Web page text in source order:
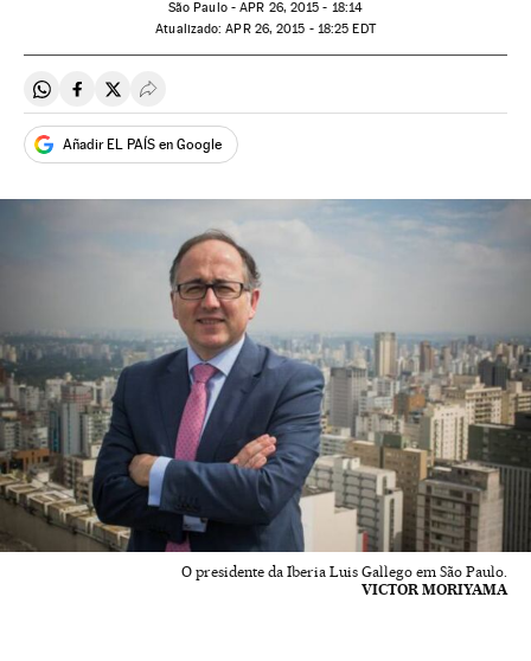
São Paulo -APR 26, 2015 - 18:14
atualizado: APR26, 2015 - 18:25 EDT
Compartir en Whatsapp
Compartir en Facebook
Compartir en Twitter
Desplegar Redes Sociales
Añadir EL PAÍS en Google
O presidente da Iberia Luis Gallego em São Paulo.
VICTOR MORIYAMA